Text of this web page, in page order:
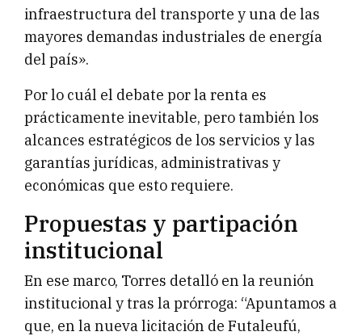
infraestructura del transporte y una de las
mayores demandas industriales de energía
del país».
Por lo cuál el debate por la renta es
prácticamente inevitable, pero también los
alcances estratégicos de los servicios y las
garantías jurídicas, administrativas y
económicas que esto requiere.
Propuestas y partipación
institucional
En ese marco, Torres detalló en la reunión
institucional y tras la prórroga: “Apuntamos a
que, en la nueva licitación de Futaleufú,